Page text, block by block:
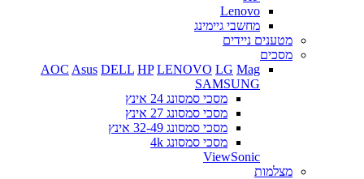
Lenovo
מחשבי גיימינג
מטענים ניידים
מסכים
AOC Asus DELL HP LENOVO LG Mag
SAMSUNG
מסכי סמסונג 24 אינץ
מסכי סמסונג 27 אינץ
מסכי סמסונג 32-49 אינץ
מסכי סמסונג 4k
ViewSonic
מצלמות